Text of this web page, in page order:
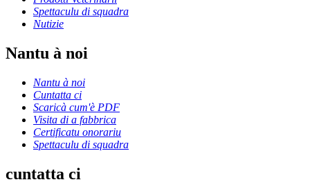
Spettaculu di squadra
Nutizie
Nantu à noi
Nantu à noi
Cuntatta ci
Scaricà cum'è PDF
Visita di a fabbrica
Certificatu onorariu
Spettaculu di squadra
cuntatta ci